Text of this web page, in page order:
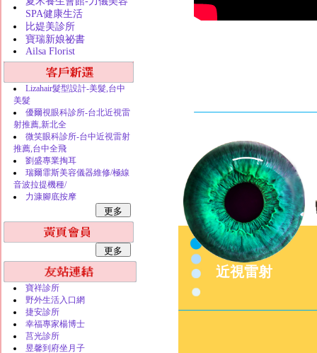
SPA健康生活
比媞美診所
寶瑞新娘祕書
Ailsa Florist
Lizahair髮型設計-美髮,台中
美髮
優爾視眼科診所-台北近視雷
射推薦,新北全
微笑眼科診所-台中近視雷射
推薦,台中全飛
劉盛專業掏耳
瑞爾霏斯美容儀器維修/極線
音波拉提機種/
力漮腳底按摩
寶祥診所
野外生活入口網
捷安診所
幸福專家楊博士
莒光診所
昱馨到府坐月子
近視雷射